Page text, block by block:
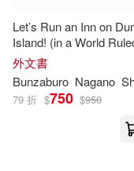
Masa (EDT)/
Masahiro
Let’s Run an Inn on
Island! (in a World
Women) (Omnibus) Vol.
外文書
Bunzaburo Nagano
79 折 $750 $950